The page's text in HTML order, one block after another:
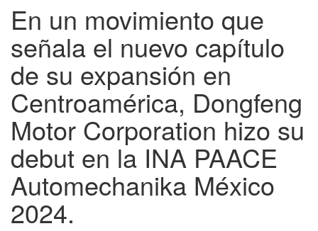
En un movimiento que
señala el nuevo capítulo
de su expansión en
Centroamérica, Dongfeng
Motor Corporation hizo su
debut en la INA PAACE
Automechanika México
2024.